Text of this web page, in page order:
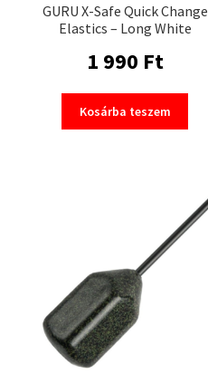
GURU X-Safe Quick Change
Elastics – Long White
1 990 Ft
Kosárba teszem